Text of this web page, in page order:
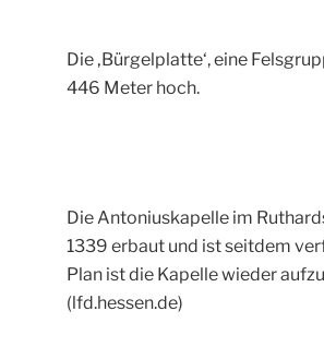
Die ‚Bürgelplatte‘, eine
446 Meter hoch.
Die Antoniuskapelle im
1339 erbaut und ist seitdem
Plan ist die Kapelle wieder
(lfd.hessen.de)